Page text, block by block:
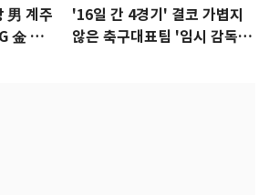
男 계주
金 따겠
'16일 간 4경기' 결코 가볍지
않은 축구대표팀 '임시 감독'